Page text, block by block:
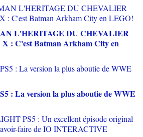
L'HERITAGE DU CHEVALIER
: C'est Batman Arkham City en
: La version la plus aboutie de WWE